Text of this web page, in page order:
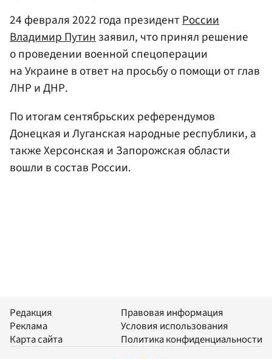
24 февраля 2022 года президентРоссии
Владимир Путинзаявил, что принял решение
о проведении военной спецоперации
на Украине в ответ на просьбу о помощи от глав
ЛНР и ДНР.
По итогам сентябрьских референдумов
Донецкая и Луганская народные республики, а
также Херсонская и Запорожская области
вошли в состав России.
Редакция
Реклама
Карта сайта
Правовая информация
Условия использования
Политика конфиденциальности